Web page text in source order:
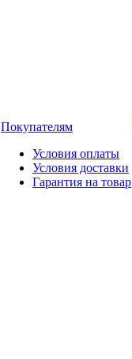
Покупателям
Условия оплаты
Условия доставки
Гарантия на товар